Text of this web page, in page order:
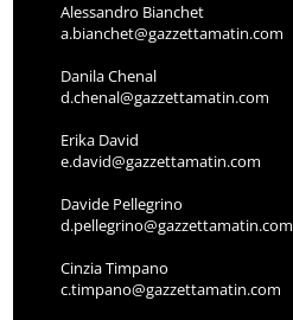
Alessandro Bianchet
a.bianchet@gazzettamatin.com
Danila Chenal
d.chenal@gazzettamatin.com
Erika David
e.david@gazzettamatin.com
Davide Pellegrino
d.pellegrino@gazzettamatin.com
Cinzia Timpano
c.timpano@gazzettamatin.com